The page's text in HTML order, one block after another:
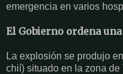
emergencia en varios
El Gobierno ordena
La explosión se produjo
chií) situado en la zona de